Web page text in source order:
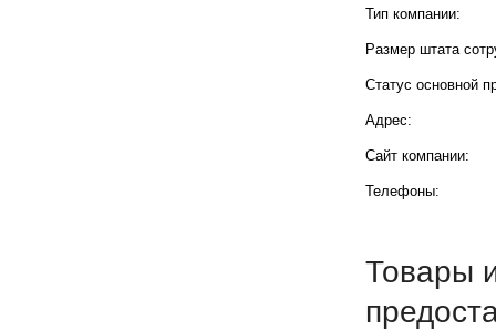
Тип компании:
Размер штата
Статус основной
Адрес:
Сайт компании:
Телефоны:
Товары